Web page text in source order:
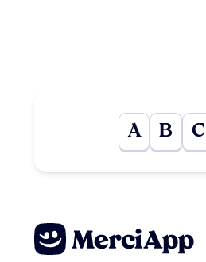
A B C